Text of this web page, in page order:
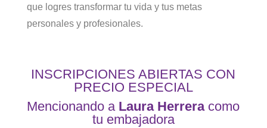
que logres transformar tu vida y tus metas
personales y profesionales.
INSCRIPCIONES ABIERTAS CON
PRECIO ESPECIAL
Mencionando a Laura Herreracomo
tu embajadora